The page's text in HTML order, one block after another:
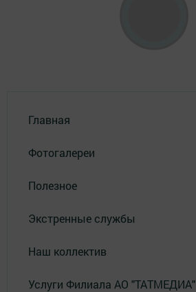
Главная
Фотогалереи
Полезное
Экстренные службы
Наш коллектив
Услуги Филиала АО "ТАТМЕДИА"